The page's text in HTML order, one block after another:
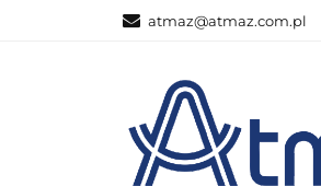
atmaz@atmaz.com.pl